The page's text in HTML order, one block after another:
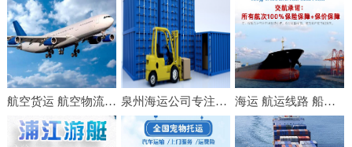
航空货运 航空物流 航空快递 空运货物 空运快递 国内空运 泉州海运公司专注内贸集装箱门到门运输业务 海运 航运线路 船运费 船舶运输服务 国内水运公司 交航沿江沿海运输